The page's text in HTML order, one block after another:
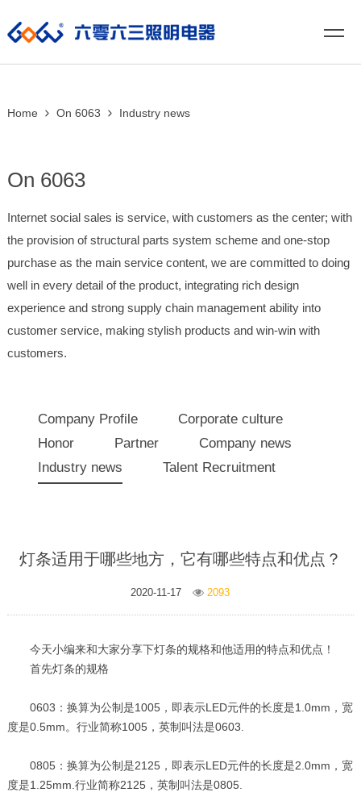
Home On 6063 Industry news
On 6063
Internet social sales is service, with customers as the center; with
the provision of structural parts system scheme and one-stop
purchase as the main service content, we are committed to doing
well in every detail of the product, integrating rich design
experience and strong supply chain management ability into
customer service, making stylish products and win-win with
customers.
Company Profile
Corporate culture
Honor
Partner
Company news
Industry news
Talent Recruitment
灯条适用于哪些地方，它有哪些特点和优点？
2020-11-17 2093
今天小编来和大家分享下灯条的规格和他适用的特点和优点！
首先灯条的规格
0603：换算为公制是1005，即表示LED元件的长度是1.0mm，宽
度是0.5mm。行业简称1005，英制叫法是0603.
0805：换算为公制是2125，即表示LED元件的长度是2.0mm，宽
度是1.25mm.行业简称2125，英制叫法是0805.